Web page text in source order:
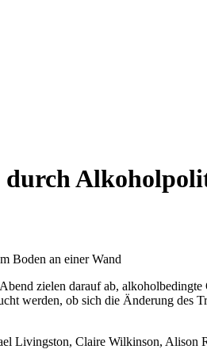
durch
zielen darauf ab,
werden, ob sich die Änderung
Livingston, Claire Wilkinson, Alison